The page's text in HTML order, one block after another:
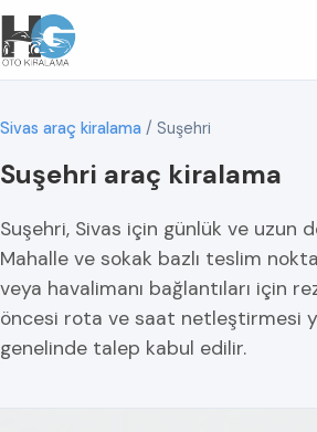
Sivas araç kiralama / Suşehri
Suşehri araç kiralama
Suşehri, Sivas için günlük ve uzun
Mahalle ve sokak bazlı teslim
veya havalimanı bağlantıları için
öncesi rota ve saat netleştirmesi
genelinde talep kabul edilir.